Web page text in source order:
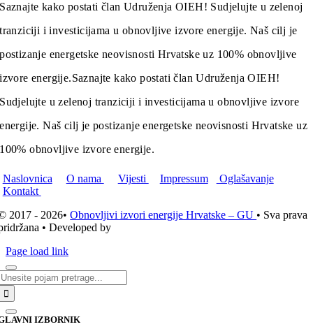
Saznajte kako postati član Udruženja OIEH! Sudjelujte u zelenoj
tranziciji i investicijama u obnovljive izvore energije. Naš cilj je
postizanje energetske neovisnosti Hrvatske uz 100% obnovljive
izvore energije.Saznajte kako postati član Udruženja OIEH!
Sudjelujte u zelenoj tranziciji i investicijama u obnovljive izvore
energije. Naš cilj je postizanje energetske neovisnosti Hrvatske uz
100% obnovljive izvore energije.
Naslovnica O nama Vijesti Impressum
Oglašavanje
Kontakt
2017 - 2026•Obnovljivi izvori energije Hrvatske – GU • Sva prava
• Developed by
Page load link
IZBORNIK